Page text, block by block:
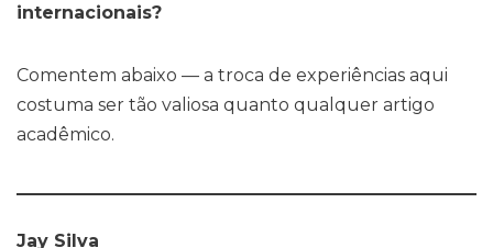
internacionais?
Comentem abaixo — a troca de experiências aqui
costuma ser tão valiosa quanto qualquer artigo
acadêmico.
Jay Silva